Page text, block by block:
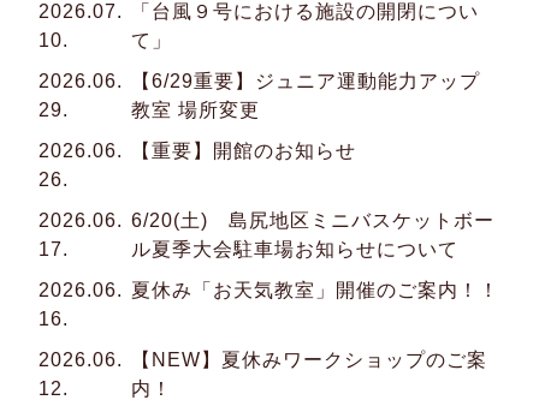
2026.07.
10.
「台風９号における施設の開閉につい
て」
2026.06.
29.
【6/29重要】ジュニア運動能力アップ
教室 場所変更
2026.06.
26.
【重要】開館のお知らせ
2026.06.
17.
6/20(土) 島尻地区ミニバスケットボー
ル夏季大会駐車場お知らせについて
2026.06.
16.
夏休み「お天気教室」開催のご案内！！
2026.06.
12.
【NEW】夏休みワークショップのご案
内！